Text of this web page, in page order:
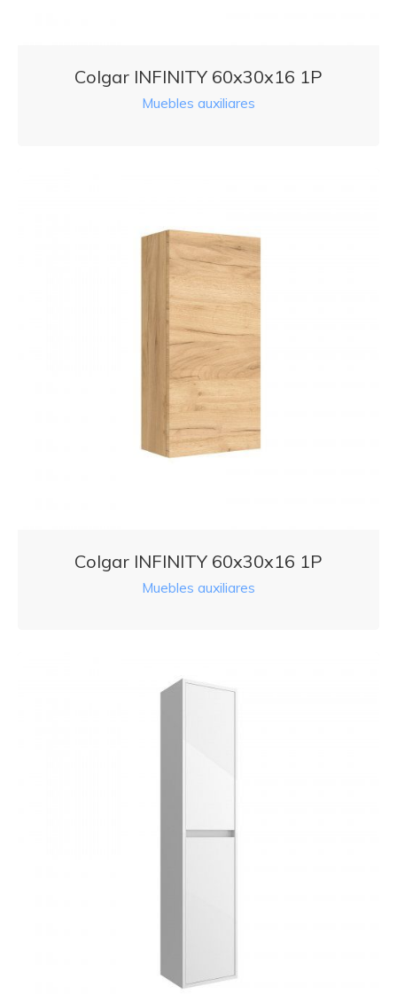
Colgar INFINITY 60x30x16 1P
Muebles auxiliares
Colgar INFINITY 60x30x16 1P
Muebles auxiliares